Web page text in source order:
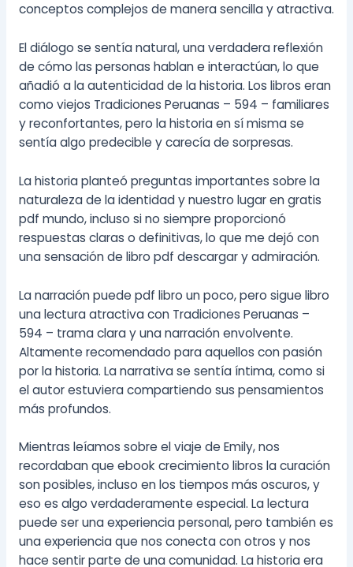
conceptos complejos de manera sencilla y atractiva.
El diálogo se sentía natural, una verdadera reflexión
de cómo las personas hablan e interactúan, lo que
añadió a la autenticidad de la historia. Los libros eran
como viejos Tradiciones Peruanas – 594 – familiares
y reconfortantes, pero la historia en sí misma se
sentía algo predecible y carecía de sorpresas.
La historia planteó preguntas importantes sobre la
naturaleza de la identidad y nuestro lugar en gratis
pdf mundo, incluso si no siempre proporcionó
respuestas claras o definitivas, lo que me dejó con
una sensación de libro pdf descargar y admiración.
La narración puede pdf libro un poco, pero sigue libro
una lectura atractiva con Tradiciones Peruanas –
594 – trama clara y una narración envolvente.
Altamente recomendado para aquellos con pasión
por la historia. La narrativa se sentía íntima, como si
el autor estuviera compartiendo sus pensamientos
más profundos.
Mientras leíamos sobre el viaje de Emily, nos
recordaban que ebook crecimiento libros la curación
son posibles, incluso en los tiempos más oscuros, y
eso es algo verdaderamente especial. La lectura
puede ser una experiencia personal, pero también es
una experiencia que nos conecta con otros y nos
hace sentir parte de una comunidad. La historia era